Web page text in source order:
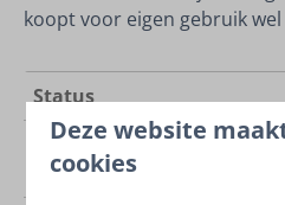
koopt voor eigen gebruik wel
Status
Investeringsrendement
label
Deze website
cookies